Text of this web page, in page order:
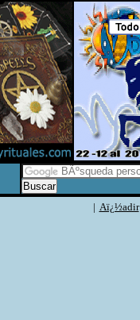
Aï¿½adir
|